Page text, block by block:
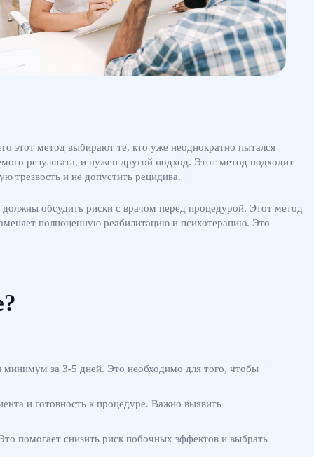
этот метод выбирают те, кто уже неоднократно пытался
результата, и нужен другой подход. Этот метод подходит
трезвость и не допустить рецидива.
обсудить риски с врачом перед процедурой. Этот метод
полноценную реабилитацию и психотерапию. Это
минимум за 3-5 дней. Это необходимо для того, чтобы
и готовность к процедуре. Важно выявить
помогает снизить риск побочных эффектов и выбрать